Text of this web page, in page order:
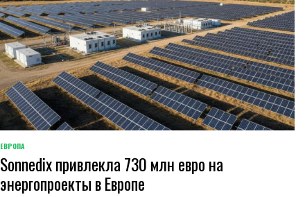
ОПУБЛИКОВАНО
В
ЕВРОПА
Sonnedix привлекла 730 млн евро на
энергопроекты в Европе